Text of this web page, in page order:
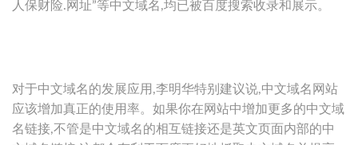
人保财险.网址”等中文域名,均已被百度搜索收录和展示。
对于中文域名的发展应用,李明华特别建议说,中文域名网站
应该增加真正的使用率。如果你在网站中增加更多的中文域
名链接,不管是中文域名的相互链接还是英文页面内部的中